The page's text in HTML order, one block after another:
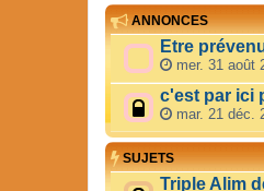
ANNONCES
Etre
mer. 31 août
c'est par ici
mar. 21 déc.
SUJETS
Triple Alim